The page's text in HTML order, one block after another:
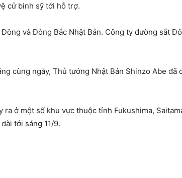
cử binh sỹ tới hỗ trợ.
và Đông Bắc Nhật Bản. Công ty đường sắt
cùng ngày, Thủ tướng Nhật Bản Shinzo Abe
ở một số khu vực thuộc tỉnh Fukushima,
tới sáng 11/9.